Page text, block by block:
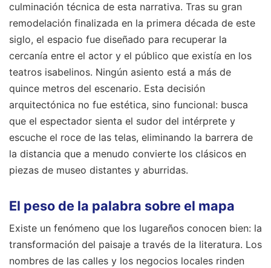
culminación técnica de esta narrativa. Tras su gran
remodelación finalizada en la primera década de este
siglo, el espacio fue diseñado para recuperar la
cercanía entre el actor y el público que existía en los
teatros isabelinos. Ningún asiento está a más de
quince metros del escenario. Esta decisión
arquitectónica no fue estética, sino funcional: busca
que el espectador sienta el sudor del intérprete y
escuche el roce de las telas, eliminando la barrera de
la distancia que a menudo convierte los clásicos en
piezas de museo distantes y aburridas.
El peso de la palabra sobre el mapa
Existe un fenómeno que los lugareños conocen bien: la
transformación del paisaje a través de la literatura. Los
nombres de las calles y los negocios locales rinden